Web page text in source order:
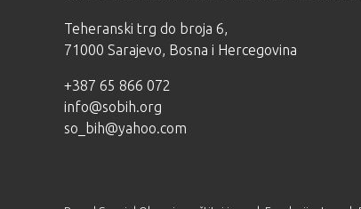
Teheranski trg do broja 6,
71000 Sarajevo, Bosna i Hercegovina
+387 65 866 072
info@sobih.org
so_bih@yahoo.com